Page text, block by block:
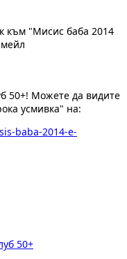
към "Мисис баба 2014
50+! Можете да видите
усмивка" на:
baba-2014-e-
50+